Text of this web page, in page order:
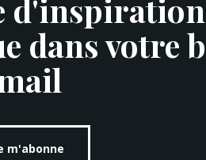
d'inspiration
dans votre
m'abonne